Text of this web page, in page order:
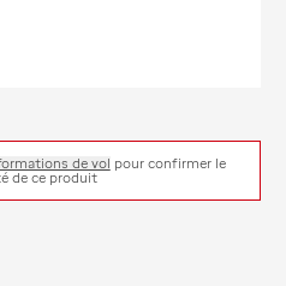
de vol pour confirmer le
de ce produit